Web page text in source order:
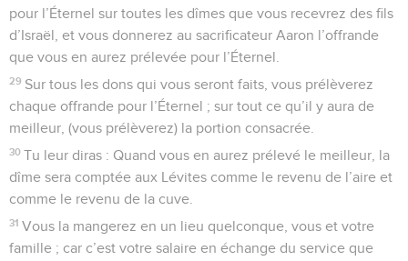
pour l’Éternel sur toutes les dîmes que vous recevrez des fils
d’Israël, et vous donnerez au sacrificateur Aaron l’offrande
que vous en aurez prélevée pour l’Éternel.
29 Sur tous les dons qui vous seront faits, vous prélèverez
chaque offrande pour l’Éternel ; sur tout ce qu’il y aura de
meilleur, (vous prélèverez) la portion consacrée.
30 Tu leur diras : Quand vous en aurez prélevé le meilleur, la
dîme sera comptée aux Lévites comme le revenu de l’aire et
comme le revenu de la cuve.
31 Vous la mangerez en un lieu quelconque, vous et votre
famille ; car c’est votre salaire en échange du service que